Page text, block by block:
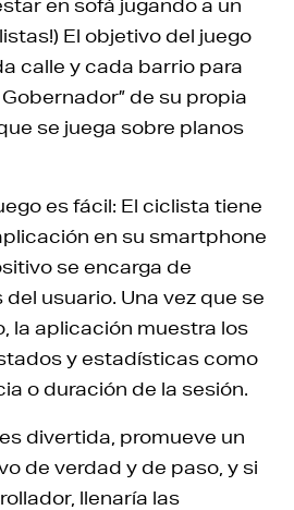
en sofá jugando a un
El objetivo del juego
calle y cada barrio para
de su propia
se juega sobre planos
es fácil: El ciclista tiene
en su smartphone
se encarga de
usuario. Una vez que se
la aplicación muestra los
y estadísticas como
o duración de la sesión.
divertida, promueve un
de verdad y de paso, y si
llenaría las